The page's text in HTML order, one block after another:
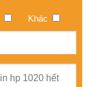
Khác